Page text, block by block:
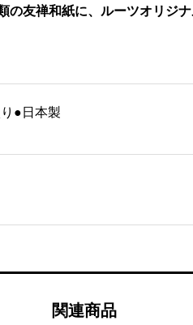
の友禅和紙に、ルーツオリジ
●日本製
関連商品